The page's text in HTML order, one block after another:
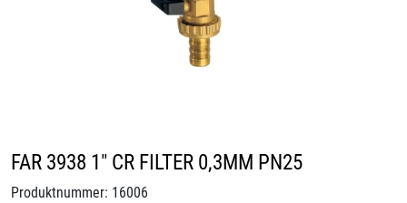
FAR 3938 1" CR FILTER 0,3MM PN25
Produktnummer: 16006
Om oss